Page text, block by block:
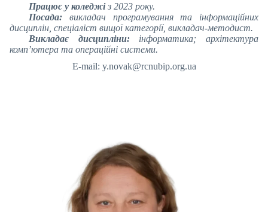
Працює у коледжіз 2023 року.
Посада: викладач програмування та інформаційних
дисциплін, спеціаліст вищої категорії, викладач-методист.
Викладає дисципліни:інформатика; архітектура
комп’ютера та операційні системи.
E-mail: y.novak@rcnubip.org.ua